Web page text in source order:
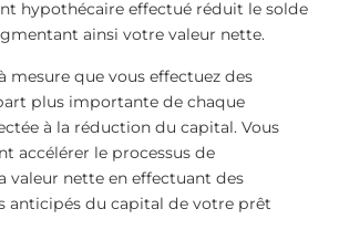
hypothécaire effectué réduit le solde
ainsi votre valeur nette.
mesure que vous effectuez des
plus importante de chaque
à la réduction du capital. Vous
accélérer le processus de
valeur nette en effectuant des
anticipés du capital de votre prêt